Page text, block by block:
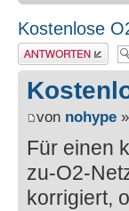
Kostenlose
Antwort erstellen
von nohype
Für einen
zu-O2-
korrigiert,